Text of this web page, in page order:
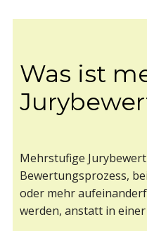
Was ist
Mehrstufige
Bewertungsprozess,
oder mehr
werden, anstatt in